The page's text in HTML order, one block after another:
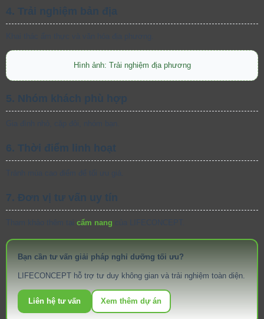
4. Trải nghiệm bản địa
Hình ảnh: Trải nghiệm địa phương
5. Nhóm khách phù hợp
6. Thời điểm linh hoạt
7. Đơn vị tư vấn uy tín
cẩm nang
Bạn cần tư vấn giải pháp nghỉ dưỡng tối ưu?
LIFECONCEPT hỗ trợ tư duy không gian và trải nghiệm toàn diện.
Liên hệ tư vấn Xem thêm dự án